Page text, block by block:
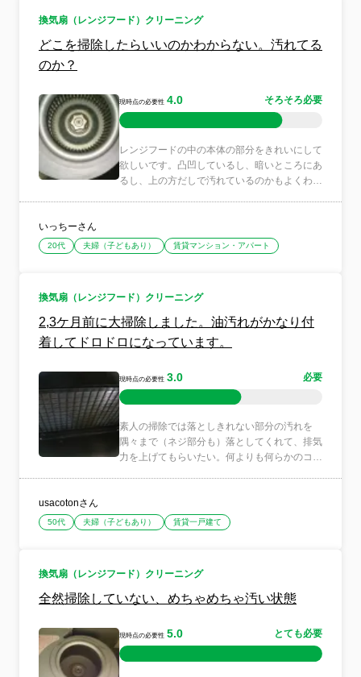
換気扇（レンジフード）クリーニング
どこを掃除したらいいのかわからない。汚れてる
のか？
現時点の必要性 4.0 そろそろ必要
レンジフードの中の本体の部分をきれいにして
欲しいです。凸凹しているし、暗いところにあ
るし、上の方だしで汚れているのかもよくわか
いっちーさん
20代 夫婦（子どもあり） 賃貸マンション・アパート
換気扇（レンジフード）クリーニング
2,3ケ月前に大掃除しました。油汚れがかなり付
着してドロドロになっています。
現時点の必要性 3.0 必要
素人の掃除では落としきれない部分の汚れを
隅々まで（ネジ部分も）落としてくれて、排気
力を上げてもらいたい。何よりも何らかのコー
usacotonさん
50代 夫婦（子どもあり） 賃貸一戸建て
換気扇（レンジフード）クリーニング
全然掃除していない、めちゃめちゃ汚い状態
現時点の必要性 5.0 とても必要